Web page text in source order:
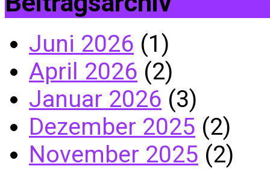
Juni 2026 (1)
April 2026 (2)
Januar 2026 (3)
Dezember 2025 (2)
November 2025 (2)